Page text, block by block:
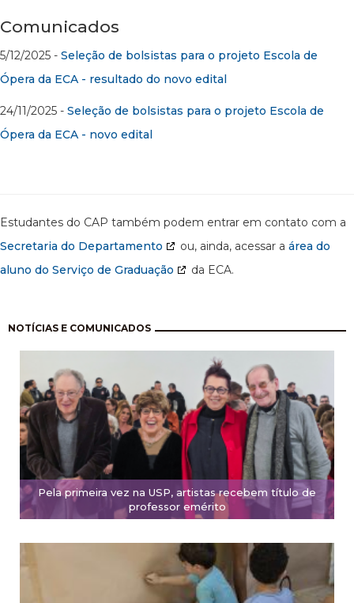
Comunicados
5/12/2025 - Seleção de bolsistas para o projeto Escola de
Ópera da ECA - resultado do novo edital
24/11/2025 - Seleção de bolsistas para o projeto Escola de
Ópera da ECA - novo edital
Estudantes do CAP também podem entrar em contato com a
Secretaria do Departamento
ou, ainda, acessar a área do
aluno do Serviço de Graduação
da ECA.
NOTÍCIAS E COMUNICADOS
Pela primeira vez na USP, artistas recebem título de
professor emérito
Paginação